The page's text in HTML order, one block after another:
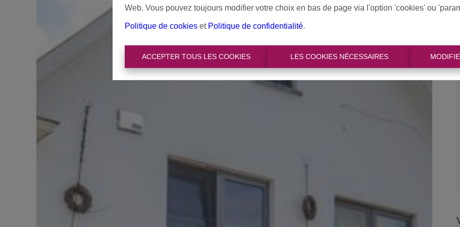
Web. Vous pouvez toujours modifier votre choix en bas de page via l'option 'cookies' ou
Politique de cookies et Politique de confidentialité.
ACCEPTER TOUS LES COOKIES LES COOKIES NÉCESSAIRES